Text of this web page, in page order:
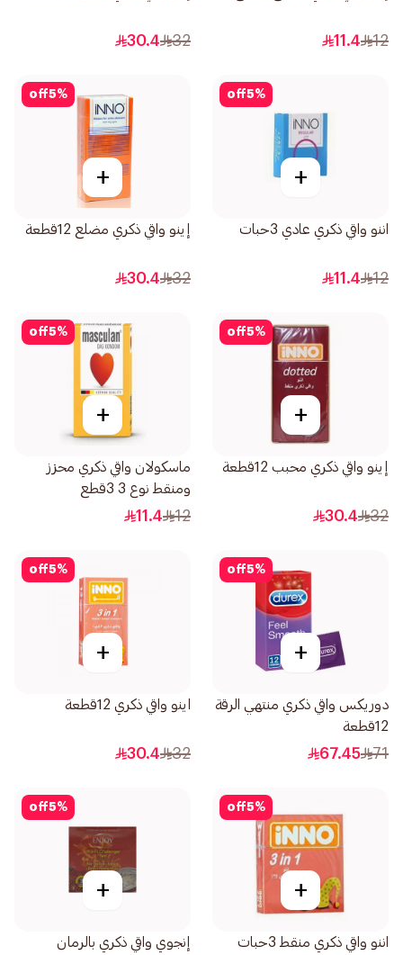
12
11.4
32
30.4
5%
off
+
اننو واقي ذكري عادي 3حبات
12
11.4
5%
off
+
إينو واقي ذكري مضلع 12قطعة
32
30.4
5%
off
+
إينو واقي ذكري محبب 12قطعة
32
30.4
5%
off
+
ماسكولان واقي ذكري محزز
ومنقط نوع 3 3قطع
12
11.4
5%
off
+
دوريكس واقي ذكري منتهي الرقة
12قطعة
71
67.45
5%
off
+
اينو واقي ذكري 12قطعة
32
30.4
5%
off
+
اننو واقي ذكري منقط 3حبات
5%
off
+
إنجوي واقي ذكري بالرمان